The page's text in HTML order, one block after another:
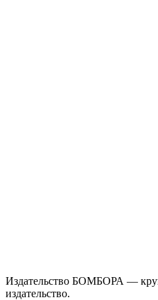
Издательство БОМБОРА —
издательство.